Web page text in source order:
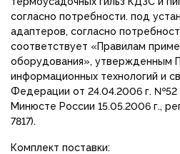
согласно потребности. под
адаптеров, согласно
соответствует «Правилам
оборудования», утвержденным
информационных технологий и
Федерации от 24.04.2006 г. №52
Минюсте России 15.05.2006 г.,
7817).
Комплект поставки: